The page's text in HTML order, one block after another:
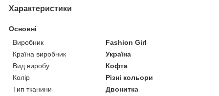
Характеристики
Основні
Виробник
Fashion Girl
Країна виробник
Україна
Вид виробу
Кофта
Колір
Різні кольори
Тип тканини
Двонитка